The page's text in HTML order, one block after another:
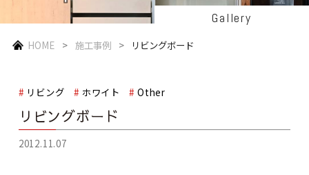
Gallery
HOME 施工事例 リビングボード
リビング ホワイト Other
リビングボード
2012.11.07